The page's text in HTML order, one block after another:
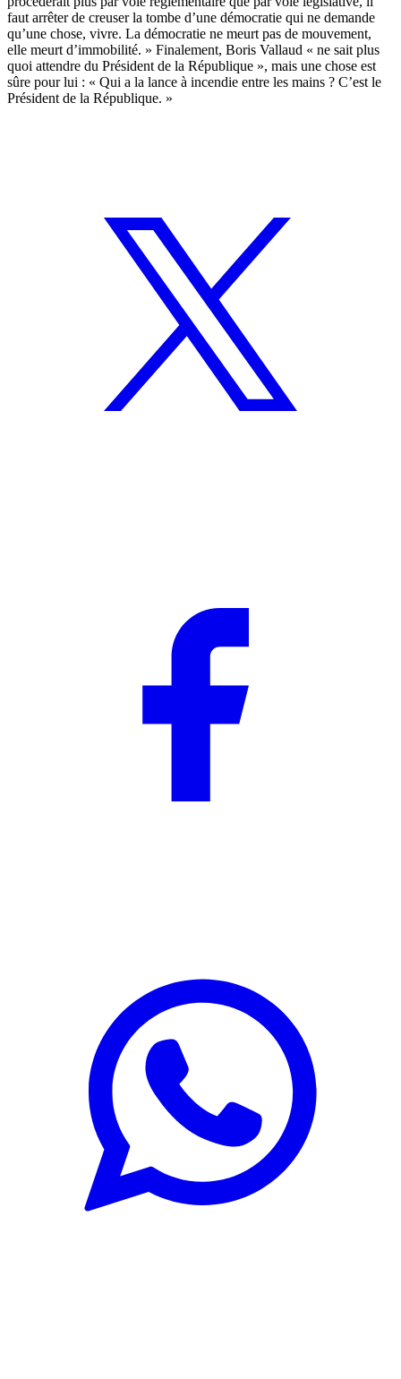
faut arrêter de creuser la tombe d’une démocratie qui ne demande
qu’une chose, vivre. La démocratie ne meurt pas de mouvement,
elle meurt d’immobilité. » Finalement, Boris Vallaud « ne sait plus
quoi attendre du Président de la République », mais une chose est
sûre pour lui : « Qui a la lance à incendie entre les mains ? C’est le
Président de la République. »